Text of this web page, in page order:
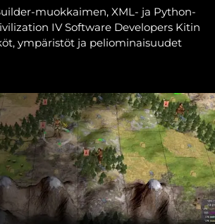
muokkaimen, XML- ja Python-
IV Software Developers Kitin
ympäristöt ja peliominaisuudet